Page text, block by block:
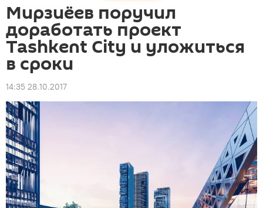
Мирзиёев поручил
доработать проект
Tashkent City и уложиться
в сроки
14:35 28.10.2017